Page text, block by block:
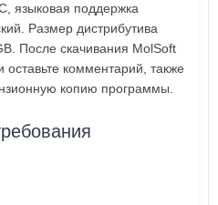
языковая поддержка
Размер дистрибутива
После скачивания MolSoft
оставьте комментарий, также
копию программы.